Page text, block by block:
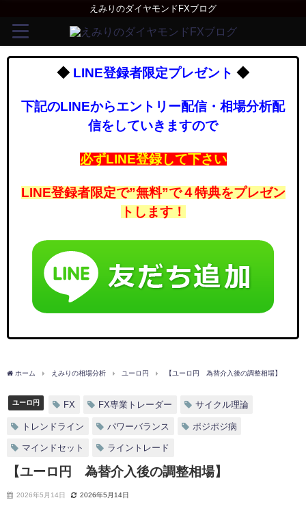
えみりのダイヤモンドFXブログ
◆ LINE登録者限定プレゼント ◆
下記のLINEからエントリー配信・相場分析配
信をしていきますので
必ずLINE登録して下さい
LINE登録者限定で”無料”で４特典をプレゼン
トします！
ホーム えみりの相場分析 ユーロ円 【ユーロ円 為替介入後の調整相場】
ユーロ円 FX FX専業トレーダー サイクル理論
トレンドライン パワーバランス ポジポジ病
マインドセット ライントレード
【ユーロ円 為替介入後の調整相場】
2026年5月14日 2026年5月14日